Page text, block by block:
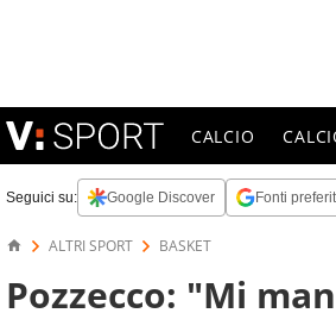
CALCIO
Seguici su: Google Discover Fonti
ALTRI SPORT BASKET
Pozzecco: "Mi